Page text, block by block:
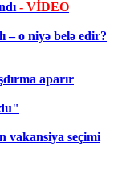
- VİDEO
– o niyə belə edir?
aparır
vakansiya seçimi